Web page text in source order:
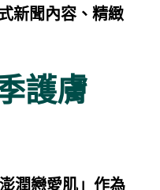
新聞內容、精緻
護膚
潤戀愛肌」作為